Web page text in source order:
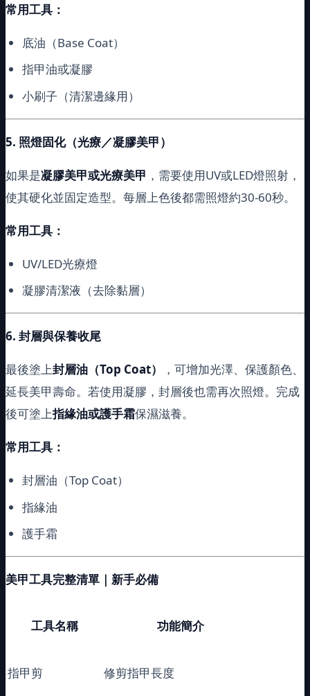
常用工具：
底油（Base Coat）
指甲油或凝膠
小刷子（清潔邊緣用）
5. 照燈固化（光療／凝膠美甲）
如果是凝膠美甲或光療美甲 ，需要使用UV或LED燈照射，
使其硬化並固定造型。每層上色後都需照燈約30-60秒。
常用工具：
UV/LED光療燈
凝膠清潔液（去除黏層）
6. 封層與保養收尾
最後塗上封層油（Top Coat）
，可增加光澤、保護顏色、
延長美甲壽命。若使用凝膠，封層後也需再次照燈。完成
後可塗上指緣油或護手霜保濕滋養。
常用工具：
封層油（Top Coat）
指緣油
護手霜
美甲工具完整清單｜新手必備
工具名稱 功能簡介
指甲剪 修剪指甲長度